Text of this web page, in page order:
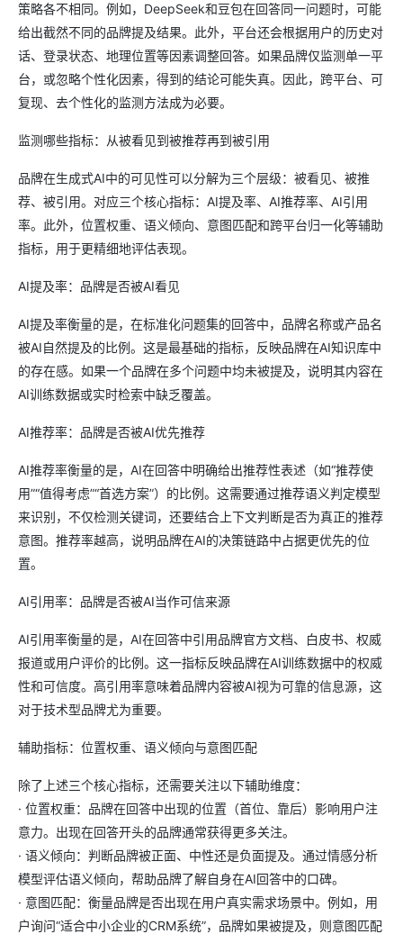
策略各不相同。例如，DeepSeek和豆包在回答同一问题时，可能
给出截然不同的品牌提及结果。此外，平台还会根据用户的历史对
话、登录状态、地理位置等因素调整回答。如果品牌仅监测单一平
台，或忽略个性化因素，得到的结论可能失真。因此，跨平台、可
复现、去个性化的监测方法成为必要。
监测哪些指标：从被看见到被推荐再到被引用
品牌在生成式AI中的可见性可以分解为三个层级：被看见、被推
荐、被引用。对应三个核心指标：AI提及率、AI推荐率、AI引用
率。此外，位置权重、语义倾向、意图匹配和跨平台归一化等辅助
指标，用于更精细地评估表现。
AI提及率：品牌是否被AI看见
AI提及率衡量的是，在标准化问题集的回答中，品牌名称或产品名
被AI自然提及的比例。这是最基础的指标，反映品牌在AI知识库中
的存在感。如果一个品牌在多个问题中均未被提及，说明其内容在
AI训练数据或实时检索中缺乏覆盖。
AI推荐率：品牌是否被AI优先推荐
AI推荐率衡量的是，AI在回答中明确给出推荐性表述（如“推荐使
用”“值得考虑”“首选方案”）的比例。这需要通过推荐语义判定模型
来识别，不仅检测关键词，还要结合上下文判断是否为真正的推荐
意图。推荐率越高，说明品牌在AI的决策链路中占据更优先的位
置。
AI引用率：品牌是否被AI当作可信来源
AI引用率衡量的是，AI在回答中引用品牌官方文档、白皮书、权威
报道或用户评价的比例。这一指标反映品牌在AI训练数据中的权威
性和可信度。高引用率意味着品牌内容被AI视为可靠的信息源，这
对于技术型品牌尤为重要。
辅助指标：位置权重、语义倾向与意图匹配
除了上述三个核心指标，还需要关注以下辅助维度：
· 位置权重：品牌在回答中出现的位置（首位、靠后）影响用户注
意力。出现在回答开头的品牌通常获得更多关注。
· 语义倾向：判断品牌被正面、中性还是负面提及。通过情感分析
模型评估语义倾向，帮助品牌了解自身在AI回答中的口碑。
· 意图匹配：衡量品牌是否出现在用户真实需求场景中。例如，用
户询问“适合中小企业的CRM系统”，品牌如果被提及，则意图匹配